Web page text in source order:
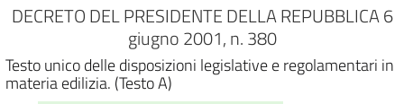
DECRETO DEL PRESIDENTE DELLA REPUBBLICA 6
giugno 2001, n. 380
Testo unico delle disposizioni legislative e regolamentari in
materia edilizia. (Testo A)